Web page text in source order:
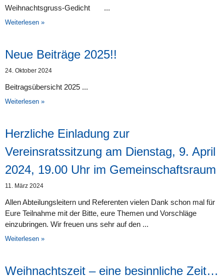
Weihnachtsgruss-Gedicht
Weiterlesen »
Neue Beiträge 2025!!
24. Oktober 2024
Beitragsübersicht 2025
Weiterlesen »
Herzliche Einladung zur
Vereinsratssitzung am Dienstag, 9. April
2024, 19.00 Uhr im Gemeinschaftsraum
11. März 2024
Allen Abteilungsleitern und Referenten vielen Dank schon mal für
Eure Teilnahme mit der Bitte, eure Themen und Vorschläge
einzubringen. Wir freuen uns sehr auf den
Weiterlesen »
Weihnachtszeit – eine besinnliche Zeit…